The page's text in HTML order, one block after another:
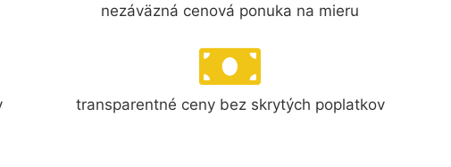
nezáväzná cenová ponuka na mieru
transparentné ceny bez skrytých poplatkov